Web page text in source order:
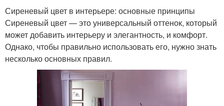
Сиреневый цвет в интерьере: основные принципы
Сиреневый цвет — это универсальный оттенок, который
может добавить интерьеру и элегантность, и комфорт.
Однако, чтобы правильно использовать его, нужно знать
несколько основных правил.